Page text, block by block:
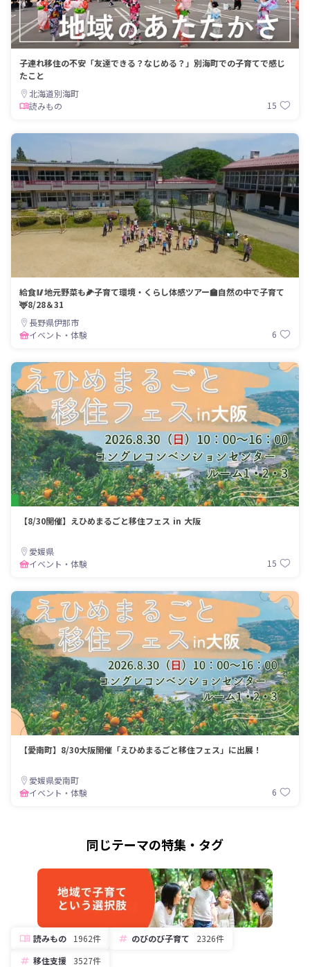
子連れ移住の不安「友達できる？なじめる？」別海町での子育てで感じ
たこと
北海道別海町
読みもの
15
給食🥢地元野菜も🌽子育て環境・くらし体感ツアー🏫自然の中で子育て
🦌8/28＆31
長野県伊那市
イベント・体験
6
【8/30開催】えひめまるごと移住フェス in 大阪
愛媛県
イベント・体験
15
【愛南町】8/30大阪開催「えひめまるごと移住フェス」に出展！
愛媛県愛南町
イベント・体験
6
同じテーマの特集・タグ
読みもの 1962件 のびのび子育て
2326件
移住支援 3527件